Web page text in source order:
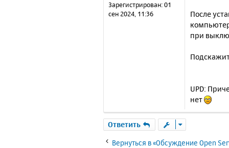
Зарегистрирован:01
сен 2024, 11:36
е
После
при
UPD:
нет
Ответить
Вернуться в «Обсуждение Open